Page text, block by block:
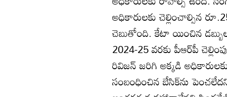
అధికారులకు చెల్లించాల్సిన
చెబుతోంది. కేటా యించిన
2024-25 వరకు పీఆర్‌పీ
రివిజన్‌ జరిగి అక్కడి
సంబంధించిన బేసిక్‌ను